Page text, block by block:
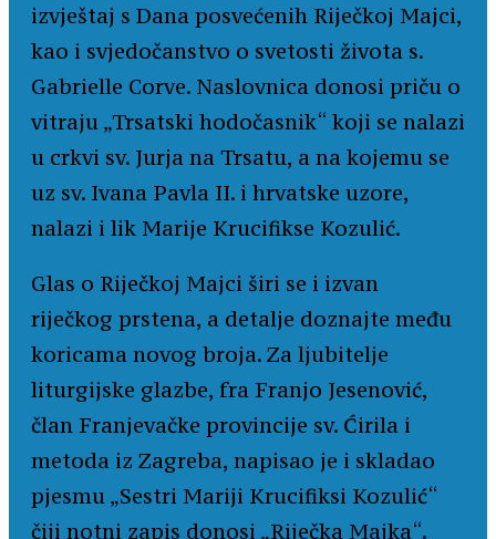
izvještaj s Dana posvećenih Riječkoj Majci,
kao i svjedočanstvo o svetosti života s.
Gabrielle Corve. Naslovnica donosi priču o
vitraju „Trsatski hodočasnik“ koji se nalazi
u crkvi sv. Jurja na Trsatu, a na kojemu se
uz sv. Ivana Pavla II. i hrvatske uzore,
nalazi i lik Marije Krucifikse Kozulić.
Glas o Riječkoj Majci širi se i izvan
riječkog prstena, a detalje doznajte među
koricama novog broja. Za ljubitelje
liturgijske glazbe, fra Franjo Jesenović,
član Franjevačke provincije sv. Ćirila i
metoda iz Zagreba, napisao je i skladao
pjesmu „Sestri Mariji Krucifiksi Kozulić“
čiji notni zapis donosi „Riječka Majka“.